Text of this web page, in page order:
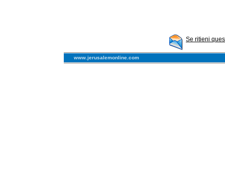
Se ritieni
www.jerusalemonline.com